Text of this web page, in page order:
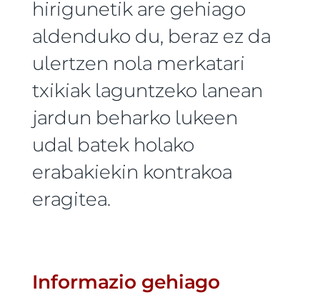
hirigunetik are gehiago
aldenduko du, beraz ez da
ulertzen nola merkatari
txikiak laguntzeko lanean
jardun beharko lukeen
udal batek holako
erabakiekin kontrakoa
eragitea.
Informazio gehiago